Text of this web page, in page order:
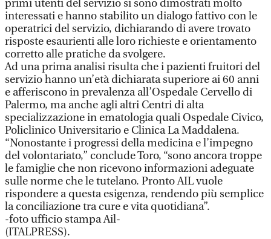
primi utenti del servizio si sono dimostrati molto
interessati e hanno stabilito un dialogo fattivo con le
operatrici del servizio, dichiarando di avere trovato
risposte esaurienti alle loro richieste e orientamento
corretto alle pratiche da svolgere.
Ad una prima analisi risulta che i pazienti fruitori del
servizio hanno un’età dichiarata superiore ai 60 anni
e afferiscono in prevalenza all’Ospedale Cervello di
Palermo, ma anche agli altri Centri di alta
specializzazione in ematologia quali Ospedale Civico,
Policlinico Universitario e Clinica La Maddalena.
“Nonostante i progressi della medicina e l’impegno
del volontariato,” conclude Toro, “sono ancora troppe
le famiglie che non ricevono informazioni adeguate
sulle norme che le tutelano. Pronto AIL vuole
rispondere a questa esigenza, rendendo più semplice
la conciliazione tra cure e vita quotidiana”.
-foto ufficio stampa Ail-
(ITALPRESS).